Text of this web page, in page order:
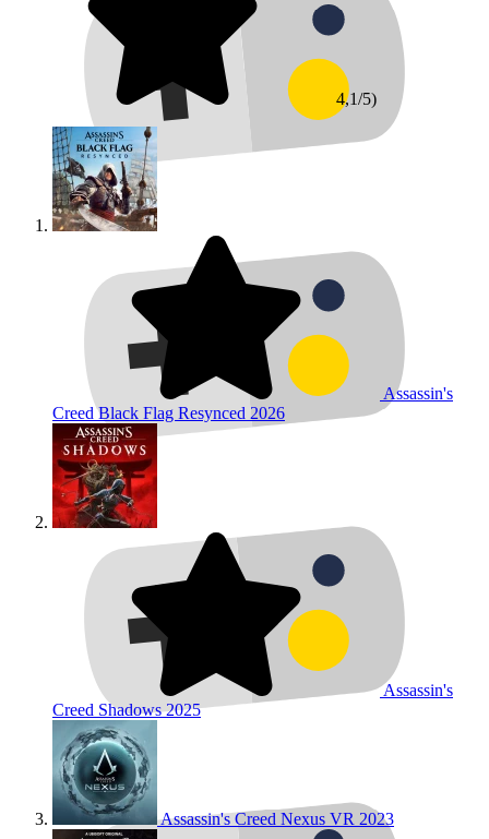
4,1/5)
Assassin's
Creed Black Flag Resynced 2026
Assassin's
Creed Shadows2025
Assassin's Creed Nexus VR 2023